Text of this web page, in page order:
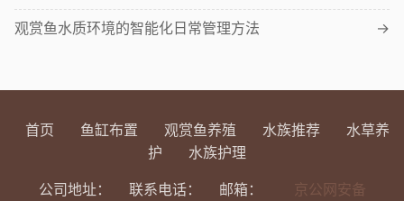
观赏鱼水质环境的智能化日常管理方法 →
首页 鱼缸布置 观赏鱼养殖 水族推荐
水草养
护
水族护理
公司地址： 联系电话： 邮箱： 京公网安备